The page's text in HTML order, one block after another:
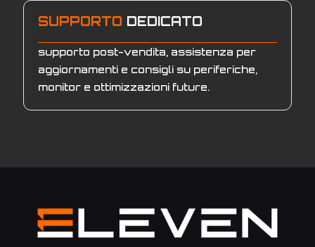
SUPPORTO DEDICATO
supporto post-vendita, assistenza per
aggiornamenti e consigli su periferiche,
monitor e ottimizzazioni future.